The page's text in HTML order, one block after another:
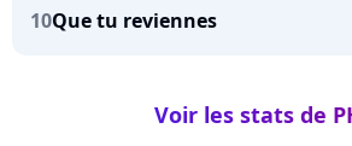
10Que tu reviennes
Voir les stats de